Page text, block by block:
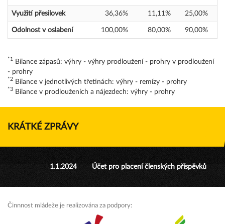
Využití přesilovek 36,36% 11,11% 25,00%
Odolnost v oslabení 100,00% 80,00% 90,00%
*1 Bilance zápasů: výhry - výhry prodloužení - prohry v prodloužení
- prohry
*2 Bilance v jednotlivých třetinách: výhry - remízy - prohry
*3 Bilance v prodlouženích a nájezdech: výhry - prohry
KRÁTKÉ ZPRÁVY
1.1.2024 Účet pro placení členských příspěvků
Činnnost mládeže je realizována za podpory: